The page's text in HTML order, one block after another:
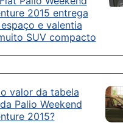
2015 entrega
e valentia
SUV compacto
valor da tabela
Palio Weekend
2015?